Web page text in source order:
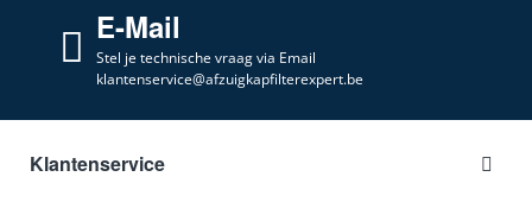
E-Mail
Stel je technische vraag via Email
klantenservice@afzuigkapfilterexpert.be
Klantenservice